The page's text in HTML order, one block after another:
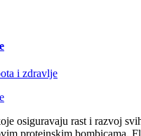
i zdravlje
osiguravaju rast i razvoj